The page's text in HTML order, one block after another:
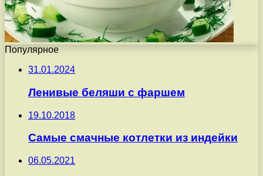
Популярное
31.01.2024
Ленивые беляши с фаршем
19.10.2018
Самые смачные котлетки из индейки
06.05.2021